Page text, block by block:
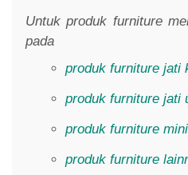
Untuk produk furniture
pada
produk furniture jati
produk furniture jati
produk furniture
produk furniture